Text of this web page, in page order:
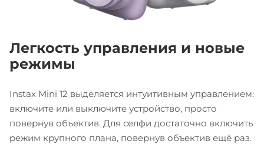
Легкость управления и новые
режимы
Instax Mini 12 выделяется интуитивным управлением:
включите или выключите устройство, просто
повернув объектив. Для селфи достаточно включить
режим крупного плана, повернув объектив ещё раз.